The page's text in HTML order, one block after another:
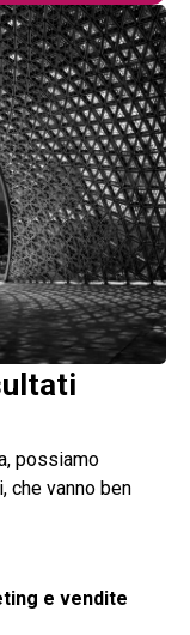
possiamo
che vanno ben
e vendite